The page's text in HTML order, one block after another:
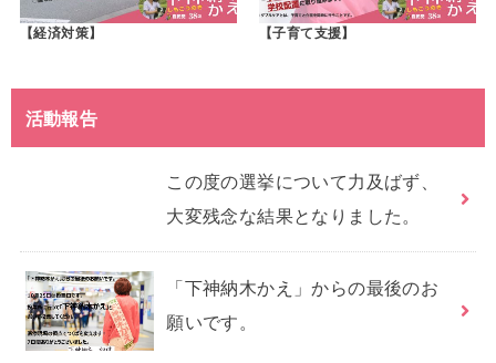
【経済対策】 【子育て支援】
活動報告
この度の選挙について力及ばず、
大変残念な結果となりました。
「下神納木かえ」からの最後のお
願いです。